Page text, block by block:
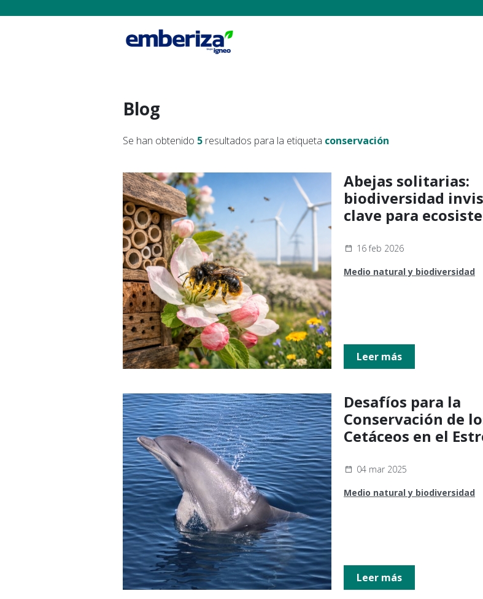
Blog
Se han obtenido 5 resultados para la etiqueta conservación
Abejas solitarias:
biodiversidad
clave para
16 feb 2026
Medio natural y biodiversidad
Leer más
Desafíos para la
Conservación de
Cetáceos en el
04 mar 2025
Medio natural y biodiversidad
Leer más